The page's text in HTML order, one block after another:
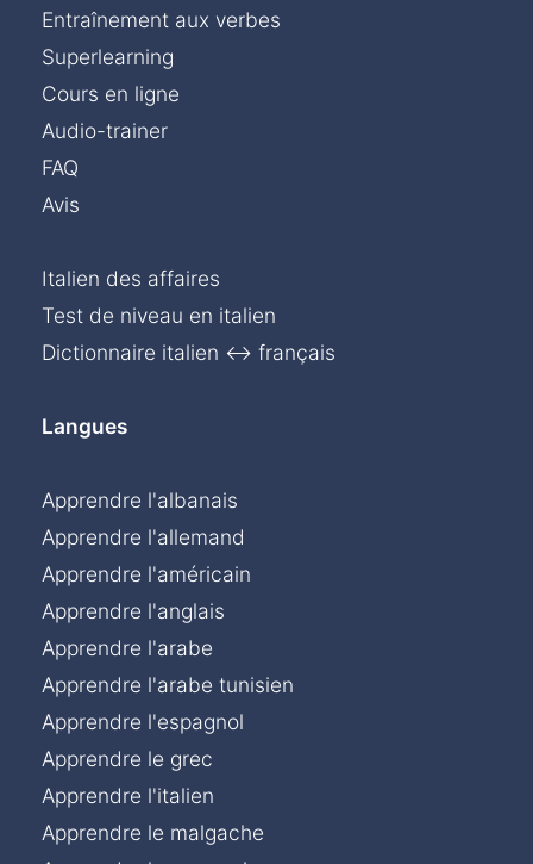
Entraînement aux verbes
Superlearning
Cours en ligne
Audio-trainer
FAQ
Avis
Italien des affaires
Test de niveau en italien
Dictionnaire italien ↔ français
Langues
Apprendre l'albanais
Apprendre l'allemand
Apprendre l'américain
Apprendre l'anglais
Apprendre l'arabe
Apprendre l'arabe tunisien
Apprendre l'espagnol
Apprendre le grec
Apprendre l'italien
Apprendre le malgache